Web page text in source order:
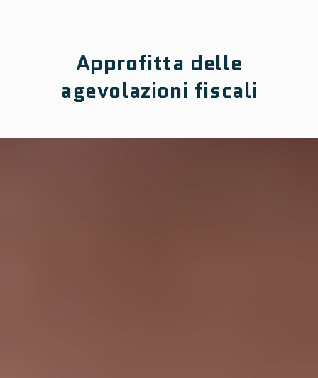
Approfitta delle
agevolazioni fiscali